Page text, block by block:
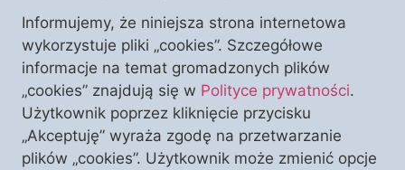
Kobietom i lekarzom w klinikach aborcyjnych rozdaje
medaliki i róże, modli się o ocalenie dzieci
skazywanych na zabicie przez rodziców i medyków.
Informujemy, że niniejsza strona internetowa
wykorzystuje pliki „cookies”. Szczegółowe
informacje na temat gromadzonych plików
„cookies” znajdują się w Polityce prywatności.
Użytkownik poprzez kliknięcie przycisku
„Akceptuję” wyraża zgodę na przetwarzanie
plików „cookies”. Użytkownik może zmienić opcje